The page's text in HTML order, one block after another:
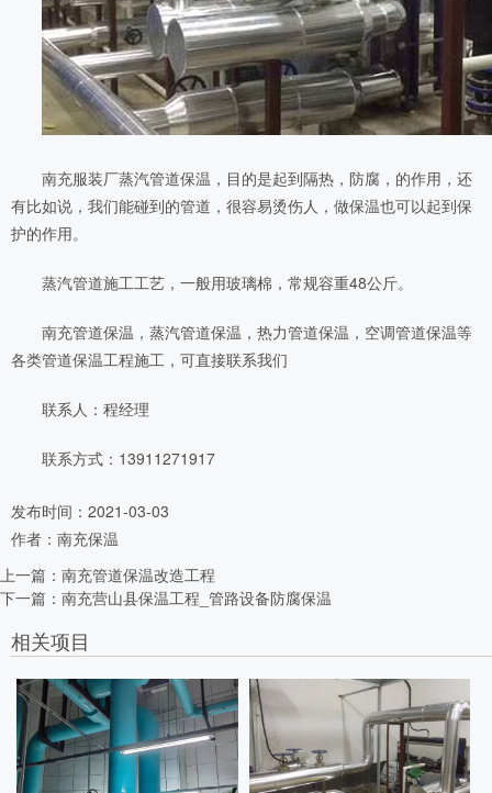
南充服装厂蒸汽管道保温，目的是起到隔热，防腐，的作用，还
有比如说，我们能碰到的管道，很容易烫伤人，做保温也可以起到保
护的作用。
蒸汽管道施工工艺，一般用玻璃棉，常规容重48公斤。
南充管道保温 ，蒸汽管道保温，热力管道保温，空调管道保温等
各类管道保温工程施工，可直接联系我们
联系人：程经理
联系方式：13911271917
发布时间：2021-03-03
作者：南充保温
上一篇： 南充管道保温改造工程
下一篇： 南充营山县保温工程_管路设备防腐保温
相关项目